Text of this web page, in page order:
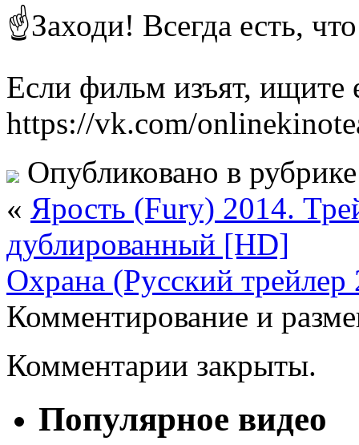
☝Заходи! Всегда есть,
Если фильм изъят, ищите
https://vk.com/
Опубликовано в
« Ярость (Fury) 2014.
дублированный [HD]
Охрана (Русский трейлер
Комментирование и
Комментарии закрыты.
Популярное видео